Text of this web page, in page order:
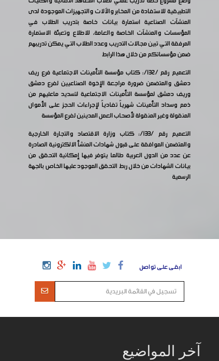
التطبيقية للاستفادة من المخابر والآلات والتجهيزات الموجودة لدى
المنشآت الصناعية استمارة بيانات خاصة بتدريب الطلاب في
المؤسسات والمنشآت الخاصة والعامة، للاطلاع وتعبئة الاستمارة
المرفقة التي تبين مجالات التدريب وعدد الطلاب التي يمكن تدريبهم
ضمن مؤسساتكم من خلال هذا الرابط
التعميم رقم /132/: كتاب مؤسسة التأمينات الاجتماعية فرع ريف
دمشق والمتضمن ضرورة مراجعة الإخوة الصناعيين لفرع دمشق
وريف دمشق لمؤسسة التأمينات الاجتماعية لتسديد ماعليهم من
ذمم وسداد التأمينات شهرياً تفادياً لإجراءات الحجز على الأموال
المنقولة وغير المنقولة لأصحاب العمل المدينين لفرع المؤسسة
التعميم رقم /133/: كتاب وزارة الاقتصاد والتجارة الخارجية
والمتضمن الموافقة على قبول شهادات المنشأ الالكترونية الصادرة
عن عدد من الدول العربية طالما يتوفر فيها إمكانية التحقق من
بيانات الشهادات من خلال ربط التحقق الموجود عليها الخاص بالجهة
الرسمية
ابقى على تواصل
آخر المواضيع